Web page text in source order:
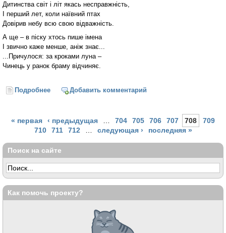
Дитинства світ і літ якась несправжність,
І перший лет, коли наївний птах
Довірив небу всю свою відважність.
А ще – в піску хтось пише імена
І звично каже менше, аніж знає...
...Причулося: за кроками луна –
Чинець у ранок браму відчиняє.
Подробнее о Причулося: десь падала роса...
Добавить комментарий
Страницы
« первая ‹ предыдущая 704 705 706 707 708
709
710
711 712 следующая › последняя »
Поиск на сайте
Как помочь проекту?